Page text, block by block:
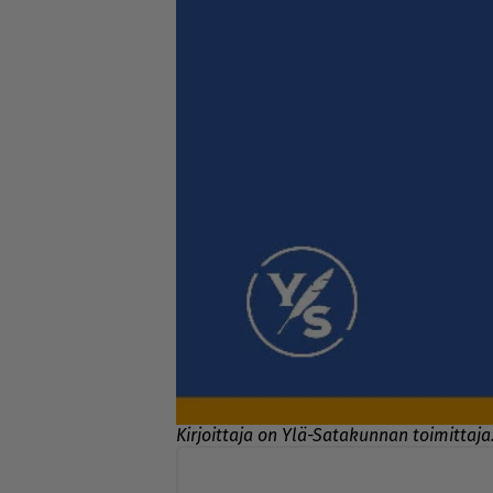
Kirjoittaja on Ylä-Satakunnan